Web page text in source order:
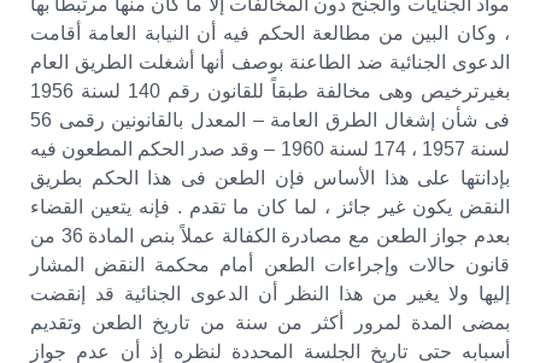
مواد الجنايات والجنح دون المخالفات إلا ما كان منها مرتبطاً بها
، وكان البين من مطالعة الحكم فيه أن النيابة العامة أقامت
الدعوى الجنائية ضد الطاعنة بوصف أنها أشغلت الطريق العام
بغيرترخيص وهى مخالفة طبقاً للقانون رقم 140 لسنة 1956
فى شأن إشغال الطرق العامة – المعدل بالقانونين رقمى 56
لسنة 1957 ، 174 لسنة 1960 – وقد صدر الحكم المطعون فيه
بإدانتها على هذا الأساس فإن الطعن فى هذا الحكم بطريق
النقض يكون غير جائز ، لما كان ما تقدم . فإنه يتعين القضاء
بعدم جواز الطعن مع مصادرة الكفالة عملاً بنص المادة 36 من
قانون حالات وإجراءات الطعن أمام محكمة النقض المشار
إليها ولا يغير من هذا النظر أن الدعوى الجنائية قد إنقضت
بمضى المدة لمرور أكثر من سنة من تاريخ الطعن وتقديم
أسبابه حتى تاريخ الجلسة المحددة لنظره إذ أن عدم جواز